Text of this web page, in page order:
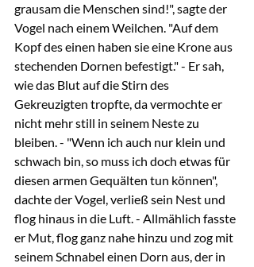
grausam die Menschen sind!", sagte der
Vogel nach einem Weilchen. "Auf dem
Kopf des einen haben sie eine Krone aus
stechenden Dornen befestigt." - Er sah,
wie das Blut auf die Stirn des
Gekreuzigten tropfte, da vermochte er
nicht mehr still in seinem Neste zu
bleiben. - "Wenn ich auch nur klein und
schwach bin, so muss ich doch etwas für
diesen armen Gequälten tun können",
dachte der Vogel, verließ sein Nest und
flog hinaus in die Luft. - Allmählich fasste
er Mut, flog ganz nahe hinzu und zog mit
seinem Schnabel einen Dorn aus, der in